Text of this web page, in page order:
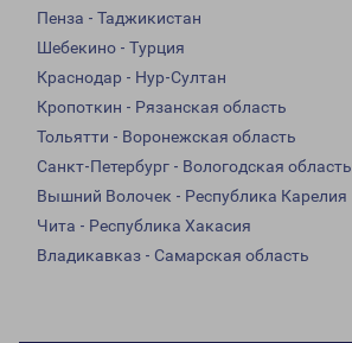
Пенза - Таджикистан
Шебекино - Турция
Краснодар - Нур-Султан
Кропоткин - Рязанская область
Тольятти - Воронежская область
Санкт-Петербург - Вологодская область
Вышний Волочек - Республика Карелия
Чита - Республика Хакасия
Владикавказ - Самарская область